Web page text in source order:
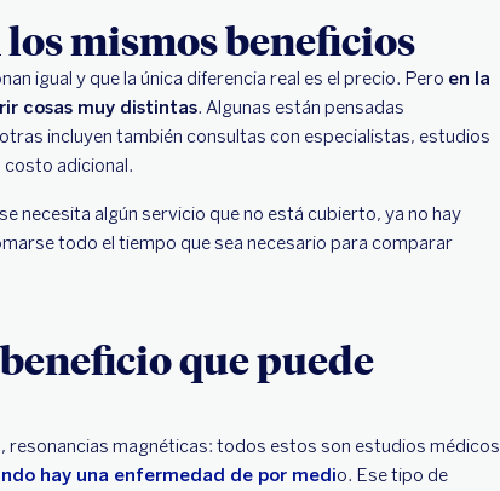
mismos beneficios
igual y que la única diferencia real es el precio. Pero en la
cosas muy distintas. Algunas están pensadas
incluyen también consultas con especialistas, estudios
adicional.
necesita algún servicio que no está cubierto, ya no hay
todo el tiempo que sea necesario para comparar
que puede
magnéticas: todos estos son estudios médicos
hay una enfermedad de por medio. Ese tipo de